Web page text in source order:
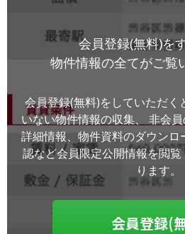
会員登録(無料)を
物件情報の全てがご覧
会員登録(無料)をしていただく
いない物件情報の収集、
非会
詳細情報、物件資料のダウンロ
認など会員限定公開情報を閲
ります。
会員登録(